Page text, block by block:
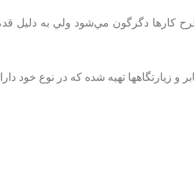
دگرگون‌ مي‌شود ولي‌ به‌ دليل‌
و زيارتگاهها تهيه‌ شده‌ كه‌ در نوع‌ خود